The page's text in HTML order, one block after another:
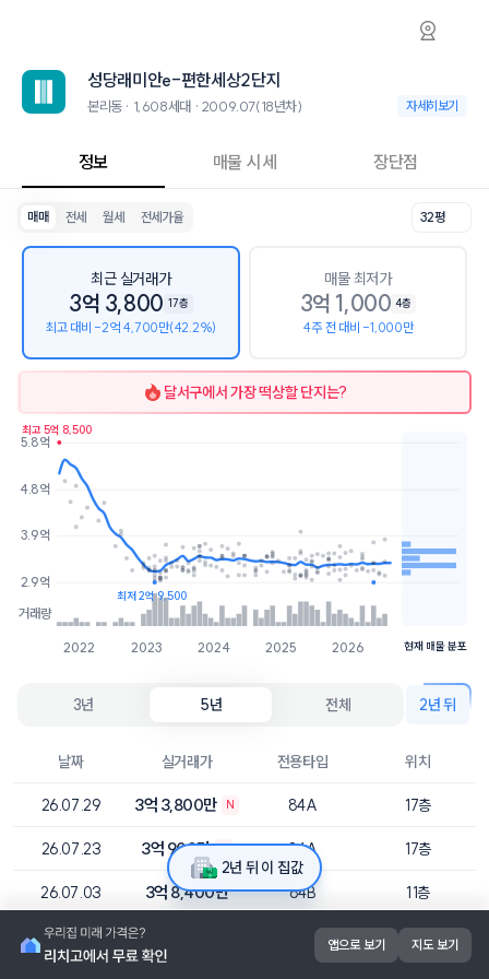
본리동 성당래미안e-편한세상2단지 아파트 시
성당래미안e-편한세상2단지는 본리동에 위치한 1,608세대 대단지 아
2026년 8월 7일 기준 24평형의 매매 시세는 2.7억, 전세는 2.2억입니
인근 학군으로는 대구본리초등학교, 경암중학교, 경화여자고등학교가
최고 20층, 용적률 276%, 건폐율 19%의 단지입니다.
성당래미안e-편한
성당래미안e-편한세상2단지
본리동 · 1,608세대 · 2009.07(18년차) 본리동 · 1,608
자세히보기
정보 매물 시세 장단점
매매 전세 월세 전세가율 32평
최근 실거래가
3억 3,800 17층
최고 대비 -2억 4,700만(42.2%)
매물 최저가
3억 1,000 4층
4주 전 대비 -1,000만
달서구에서 가장 떡상할 단지는?
2022 2023 2024 2025 2026
거래량
2.9억
3.9억
4.8억
5.8억
최고 5억 8,500
최저 2억 9,500
3.1억
1개
현재 매물 분포
3년 5년 전체 2년 뒤
날짜 실거래가 전용타입 위치
26.07.29 3억 3,800만 N 84A 17층
26.07.23 3억 900만 N 84A 17층
26.07.03 3억 8,400만 84B 11층
26.06.27 84B 7층
2년 뒤 이 집값
앱으로 보기 지도 보기